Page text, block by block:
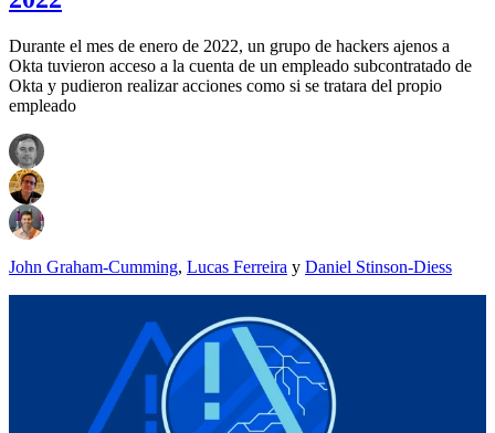
Durante el mes de enero de 2022, un grupo de hackers ajenos a
Okta tuvieron acceso a la cuenta de un empleado subcontratado de
Okta y pudieron realizar acciones como si se tratara del propio
empleado
John Graham-Cumming, Lucas Ferreira y Daniel Stinson-Diess